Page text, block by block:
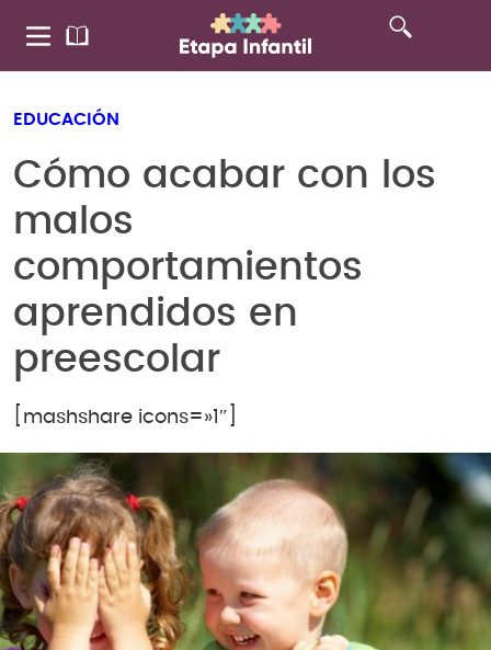
EDUCACIÓN
Cómo acabar con los
malos
comportamientos
aprendidos en
preescolar
[mashshare icons=»1″]